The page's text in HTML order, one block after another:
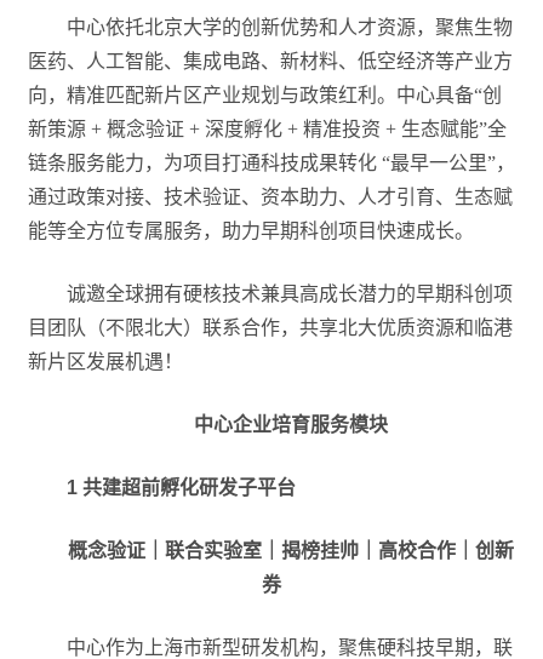
中心依托北京大学的创新优势和人才资源，聚焦生物
医药、人工智能、集成电路、新材料、低空经济等产业方
向，精准匹配新片区产业规划与政策红利。中心具备“创
新策源 + 概念验证 + 深度孵化 + 精准投资 + 生态赋能”全
链条服务能力，为项目打通科技成果转化 “最早一公里”，
通过政策对接、技术验证、资本助力、人才引育、生态赋
能等全方位专属服务，助力早期科创项目快速成长。
诚邀全球拥有硬核技术兼具高成长潜力的早期科创项
目团队（不限北大）联系合作，共享北大优质资源和临港
新片区发展机遇！
中心企业培育服务模块
1 共建超前孵化研发子平台
概念验证｜联合实验室｜揭榜挂帅｜ 高校合作｜创新
券
中心作为上海市新型研发机构，聚焦硬科技早期，联